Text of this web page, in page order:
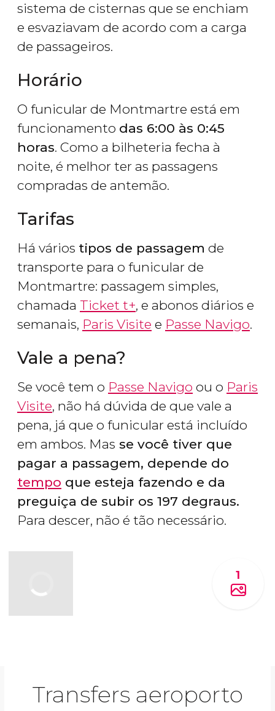
sistema de cisternas que se enchiam
e esvaziavam de acordo com a carga
de passageiros.
Horário
O funicular de Montmartre está em
funcionamento das 6:00 às 0:45
horas. Como a bilheteria fecha à
noite, é melhor ter as passagens
compradas de antemão.
Tarifas
Há vários tipos de passagem de
transporte para o funicular de
Montmartre: passagem simples,
chamada Ticket t+, e abonos diários e
semanais, Paris Visite e Passe Navigo.
Vale a pena?
Se você tem o Passe Navigo ou o Paris
Visite, não há dúvida de que vale a
pena, já que o funicular está incluído
em ambos. Mas se você tiver que
pagar a passagem, depende do
tempo que esteja fazendo e da
preguiça de subir os 197 degraus.
Para descer, não é tão necessário.
1
Transfers aeroporto